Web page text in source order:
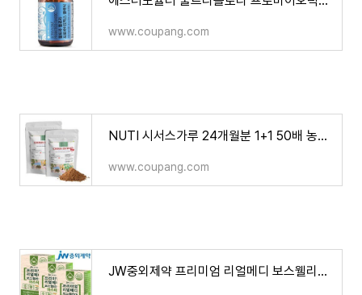
www.coupang.com
NUTI 시서스가루 24개월분 1+1 50배 농축추출물 시서스
www.coupang.com
JW중외제약 프리미엄 리얼메디 보스웰리아 마스터 3통 총180정 인도산 보스웰릭산 70%